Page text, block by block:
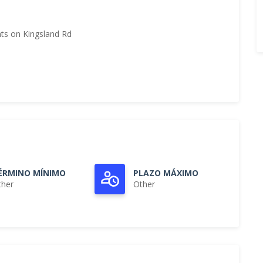
on Kingsland Rd
MÍNIMO
PLAZO MÁXIMO
Other